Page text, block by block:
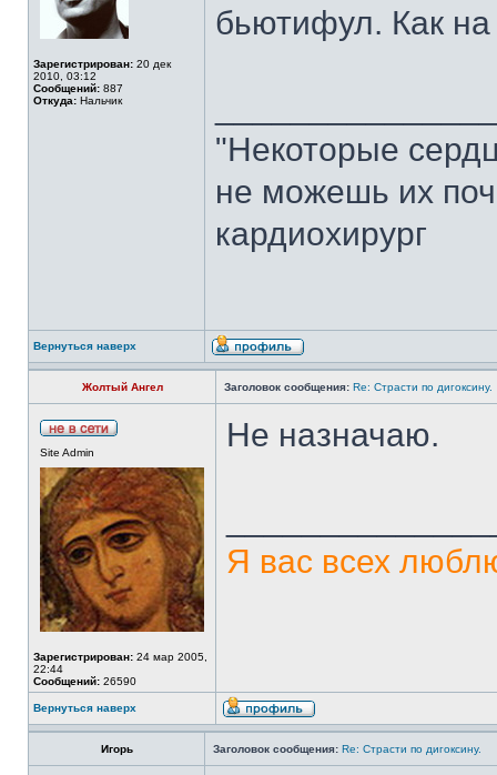
Зарегистрирован: 20 дек
2010, 03:12
Сообщений: 887
Откуда: Нальчик
бьютифул. Как
"Некоторые
не можешь их
кардиохирург
Вернуться наверх
Жолтый Ангел Заголовок сообщения: Re: Страсти по дигоксину.
Site Admin
Зарегистрирован: 24 мар 2005,
22:44
Сообщений: 26590
Не назначаю.
Я вас всех
Вернуться наверх
Игорь Заголовок сообщения: Re: Страсти по дигоксину.